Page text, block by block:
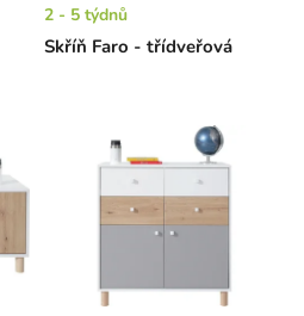
Skříň Faro - třídveřová
2 - 5 týdnů